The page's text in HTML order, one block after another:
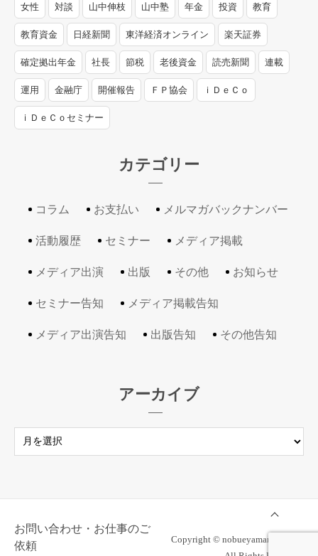
女性 対談 山中伸枝 山中塾 年金 投資 教育
教育資金 日経新聞 東洋経済オンライン 楽天証券
確定拠出年金 社長 節税 老後資金 読売新聞 連載
運用 金融庁 開催報告 ＦＰ協会 ｉＤｅＣｏ
ｉＤｅＣｏセミナー
カテゴリー
コラム お支払い メルマガバックナンバー
活動履歴 セミナー メディア掲載
メディア出演 出版 その他 お知らせ
セミナー告知 メディア掲載告知
メディア出演告知 出版告知 その他告知
アーカイブ
お問い合わせ・お仕事のご
依頼
Copyright © nobueyamanaka.com